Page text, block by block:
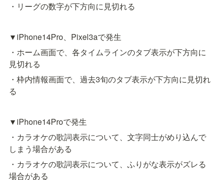
・リーグの数字が下方向に見切れる
▼iPhone14Pro、Pixel3aで発生
・ホーム画面で、各タイムラインのタブ表示が下方向に
見切れる
・枠内情報画面で、過去3旬のタブ表示が下方向に見切れ
る
▼iPhone14Proで発生
・カラオケの歌詞表示について、文字同士がめり込んで
しまう場合がある
・カラオケの歌詞表示について、ふりがな表示がズレる
場合がある